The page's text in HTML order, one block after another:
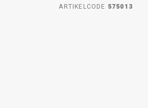
ARTIKELCODE 575013